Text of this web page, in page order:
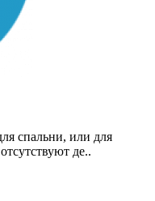
спальни, или для
де..